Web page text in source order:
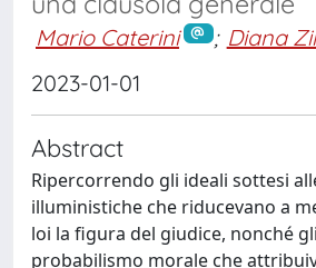
Mario Caterini ; Diana
2023-01-01
Abstract
Ripercorrendo gli ideali sottesi
illuministiche che riducevano a
loi la figura del giudice, nonché
probabilismo morale che